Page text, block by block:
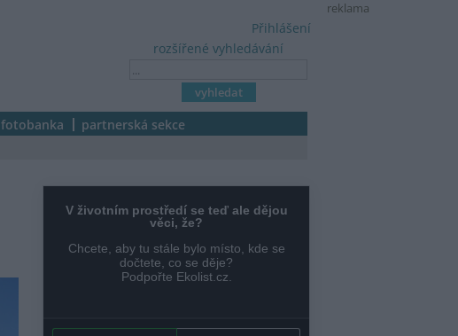
reklama
rozšířené vyhledávání
Přihlášení
fotobanka partnerská sekce